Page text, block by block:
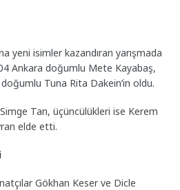
yeni isimler kazandıran yarışmada
Ankara doğumlu Mete Kayabaş,
Tuna Rita Dakein’in oldu.
Tan, üçüncülükleri ise Kerem
elde etti.
Gökhan Keser ve Dicle